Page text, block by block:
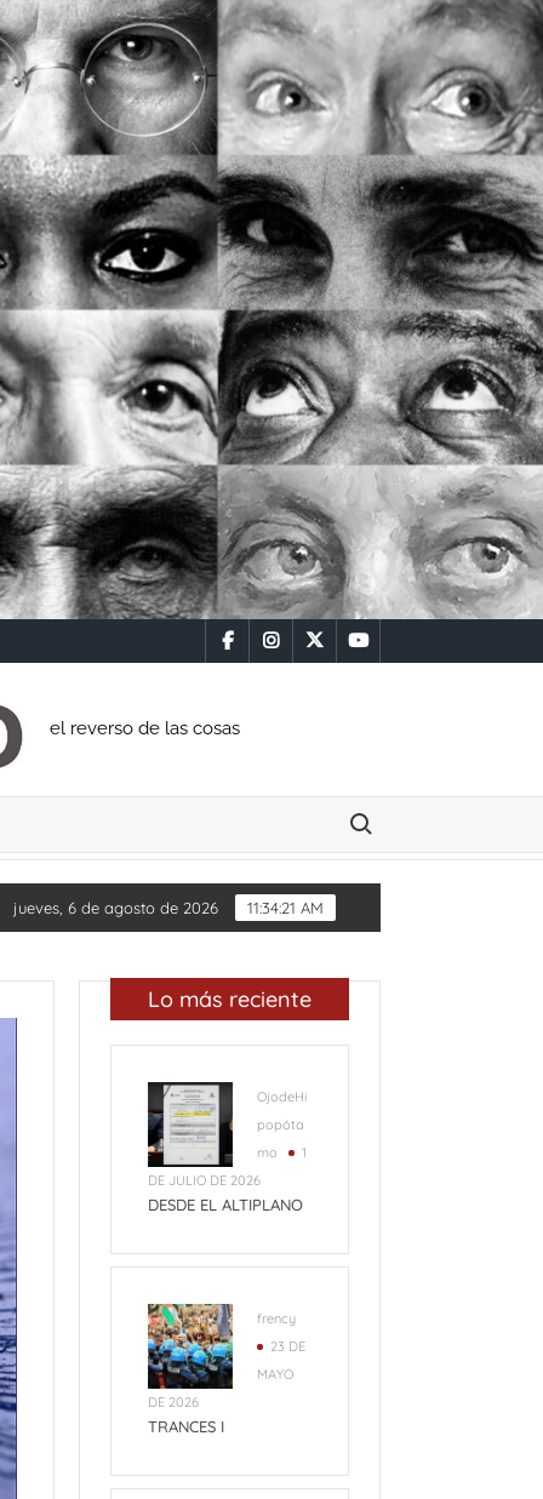
facebookinstagram
x youtube
el reverso de las cosas
Buscar:
Diputada Daylín García adquiere inmueble con
jueves, 6 de agosto de 2026 11:34:22 AM
Lo más reciente
OjodeHi
popóta
mo
1
DE JULIO DE 2026
DESDE EL ALTIPLANO
frency
23 DE
MAYO
DE 2026
TRANCES I